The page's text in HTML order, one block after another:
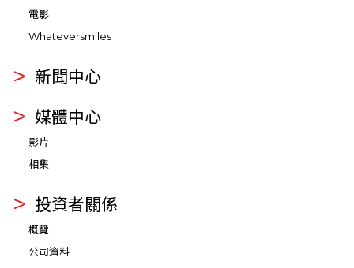
電影
Whateversmiles
新聞中心
媒體中心
影片
相集
投資者關係
概覽
公司資料